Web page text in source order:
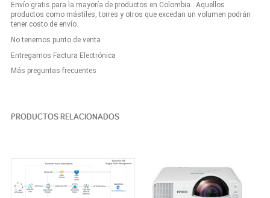
Envío gratis para la mayoría de productos en Colombia. Aquellos
productos como mástiles, torres y otros que excedan un volumen podrán
tener costo de envío.
No tenemos punto de venta
Entregamos Factura Electrónica
Más preguntas frecuentes
PRODUCTOS RELACIONADOS